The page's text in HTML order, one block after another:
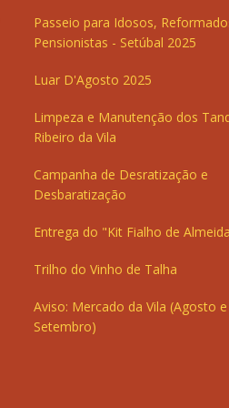
Passeio para Idosos,
Pensionistas - Setúbal 2025
Luar D'Agosto 2025
Limpeza e Manutenção dos
Ribeiro da Vila
Campanha de Desratização e
Desbaratização
Entrega do "Kit Fialho de
Trilho do Vinho de Talha
Aviso: Mercado da Vila (Agosto e
Setembro)